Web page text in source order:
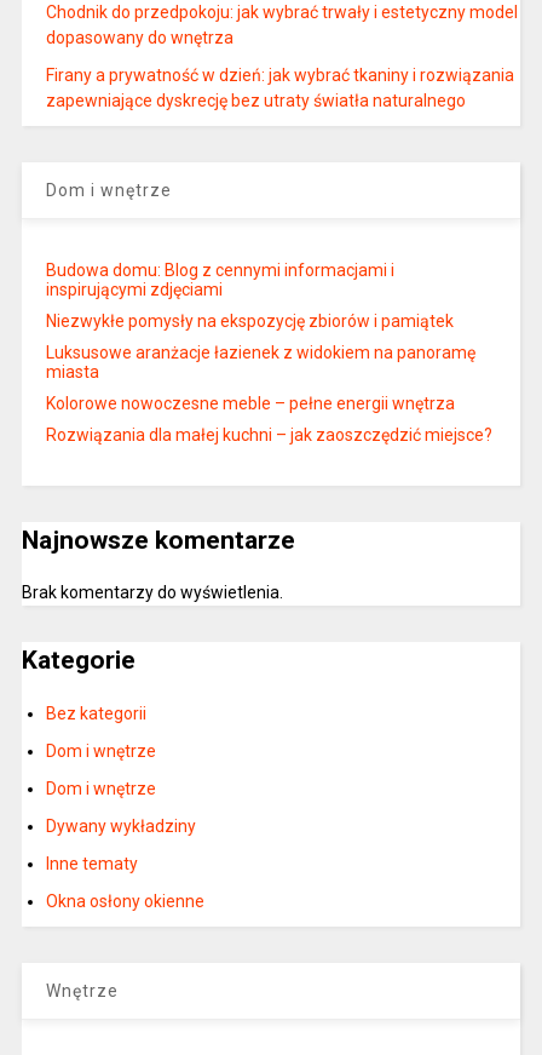
Chodnik do przedpokoju: jak wybrać trwały i estetyczny model
dopasowany do wnętrza
Firany a prywatność w dzień: jak wybrać tkaniny i rozwiązania
zapewniające dyskrecję bez utraty światła naturalnego
Dom i wnętrze
Budowa domu: Blog z cennymi informacjami i
inspirującymi zdjęciami
Niezwykłe pomysły na ekspozycję zbiorów i pamiątek
Luksusowe aranżacje łazienek z widokiem na panoramę
miasta
Kolorowe nowoczesne meble – pełne energii wnętrza
Rozwiązania dla małej kuchni – jak zaoszczędzić miejsce?
Najnowsze komentarze
Brak komentarzy do wyświetlenia.
Kategorie
Bez kategorii
Dom i wnętrze
Dom i wnętrze
Dywany wykładziny
Inne tematy
Okna osłony okienne
Wnętrze